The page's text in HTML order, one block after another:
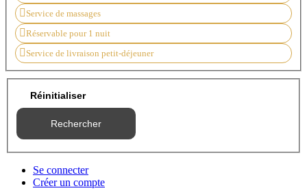
Service de massages
Réservable pour 1 nuit
Service de livraison petit-déjeuner
Réinitialiser
Rechercher
Se connecter
Créer un compte